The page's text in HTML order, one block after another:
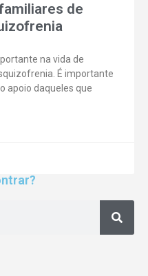
de
na vida de
É importante
apoio daqueles que